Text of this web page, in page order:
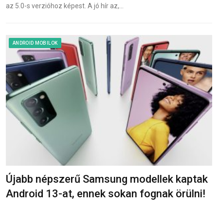
az 5.0-s verzióhoz képest. A jó hír az,…
ANDROID MOBILOK
Újabb népszerű Samsung modellek kaptak
Android 13-at, ennek sokan fognak örülni!